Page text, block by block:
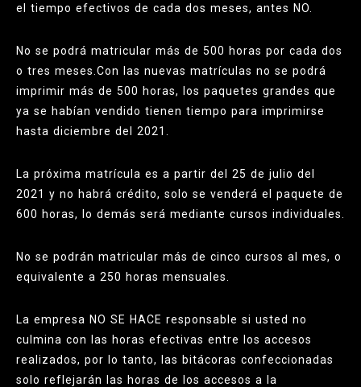
el tiempo efectivos de cada dos meses, antes NO.
No se podrá matricular más de 500 horas por cada dos
o tres meses. Con las nuevas matrículas no se podrá
imprimir más de 500 horas, los paquetes grandes que
ya se habían vendido tienen tiempo para imprimirse
hasta diciembre del 2021.
La próxima matrícula es a partir del 25 de julio del
2021 y no habrá crédito, solo se venderá el paquete de
600 horas, lo demás será mediante cursos individuales.
No se podrán matricular más de cinco cursos al mes, o
equivalente a 250 horas mensuales.
La empresa NO SE HACE responsable si usted no
culmina con las horas efectivas entre los accesos
realizados, por lo tanto, las bitácoras confeccionadas
solo reflejarán las horas de los accesos a la